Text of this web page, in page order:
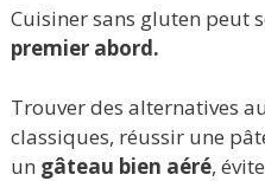
Cuisiner sans gluten peut
premier abord.
Trouver des alternatives
classiques, réussir une
un gâteau bien aéré,